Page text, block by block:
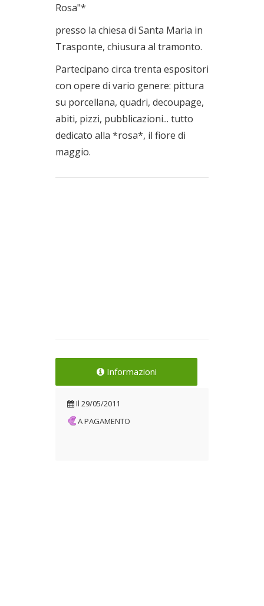
Rosa"*
presso la chiesa di Santa Maria in
Trasponte, chiusura al tramonto.
Partecipano circa trenta espositori
con opere di vario genere: pittura
su porcellana, quadri, decoupage,
abiti, pizzi, pubblicazioni... tutto
dedicato alla *rosa*, il fiore di
maggio.
Informazioni
Il 29/05/2011
A PAGAMENTO